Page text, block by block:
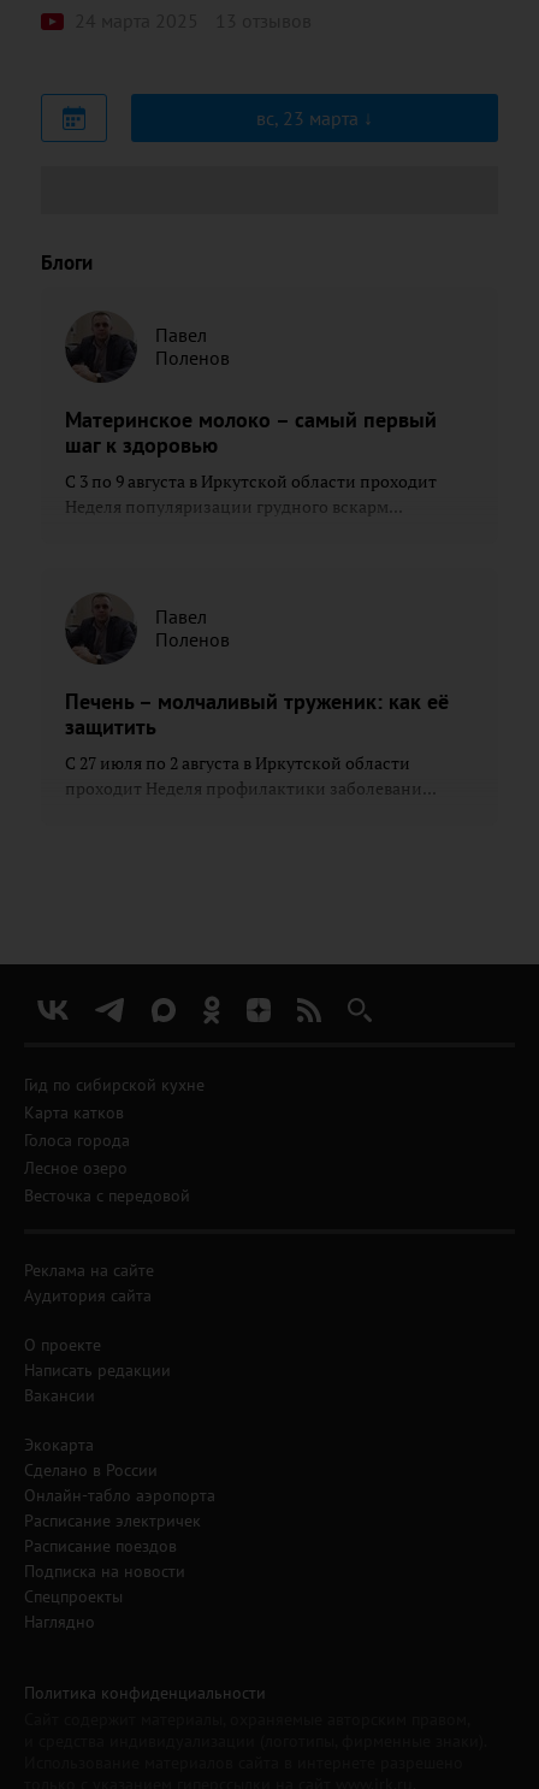
вс, 23 марта
Блоги
Павел
Поленов
Материнское молоко – самый первый
шаг к здоровью
С 3 по 9 августа в Иркутской области проходит
Неделя популяризации грудного вскарм...
Павел
Поленов
Печень – молчаливый труженик: как её
защитить
С 27 июля по 2 августа в Иркутской области
проходит Неделя профилактики заболевани...
Гид по сибирской кухне
Карта катков
Голоса города
Лесное озеро
Весточка с передовой
Реклама на сайте
Аудитория сайта
О проекте
Написать редакции
Вакансии
Экокарта
Сделано в России
Онлайн-табло аэропорта
Расписание электричек
Расписание поездов
Подписка на новости
Спецпроекты
Наглядно
Политика конфиденциальности